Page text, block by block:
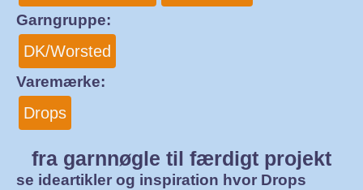
Garngruppe:
DK/Worsted
Varemærke:
Drops
fra garnnøgle til færdigt projekt
se ideartikler og inspiration hvor Drops